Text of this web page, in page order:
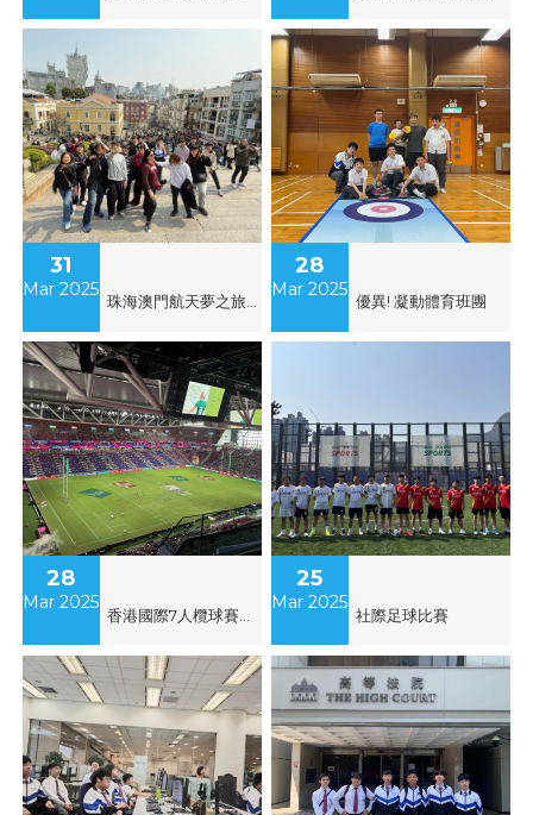
31
Mar 2025
珠海澳門航天夢之旅交流團
28
Mar 2025
優異! 凝動體育班團
28
Mar 2025
25
Mar 2025
社際足球比賽